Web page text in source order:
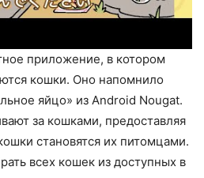
приложение, в котором
кошки. Оно напомнило
яйцо» из Android Nougat.
за кошками, предоставляя
становятся их питомцами.
всех кошек из доступных в